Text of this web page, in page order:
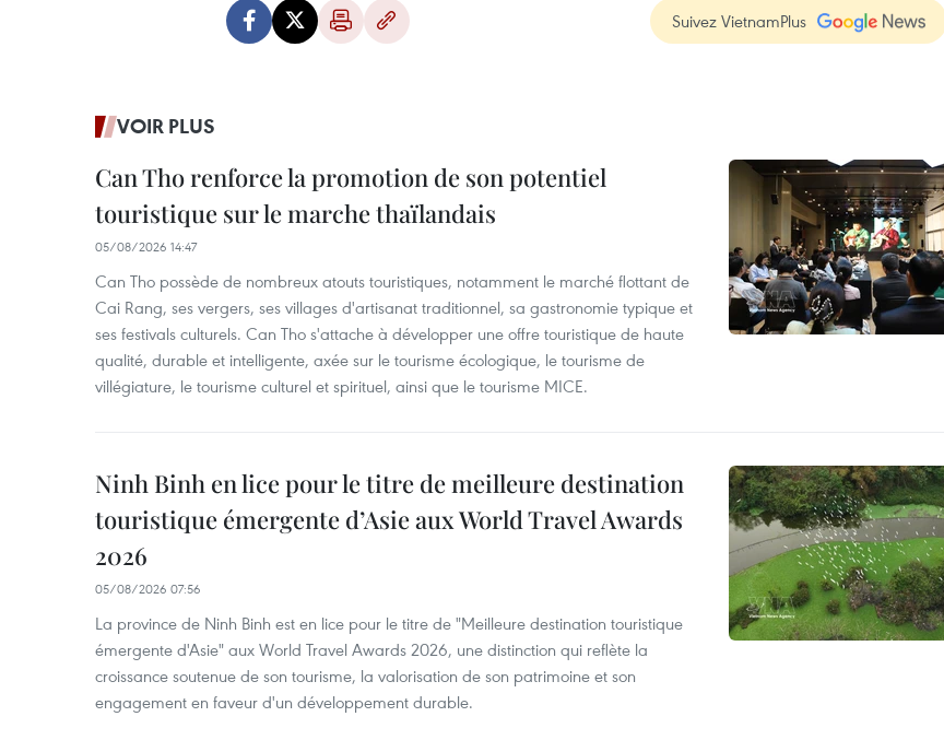
Suivez VietnamPlus
VOIR PLUS
Can Tho renforce la promotion de son potentiel
touristique sur le marche thaïlandais
05/08/2026 14:47
Can Tho possède de nombreux atouts touristiques, notamment le marché flottant de
Cai Rang, ses vergers, ses villages d'artisanat traditionnel, sa gastronomie typique et
ses festivals culturels. Can Tho s'attache à développer une offre touristique de haute
qualité, durable et intelligente, axée sur le tourisme écologique, le tourisme de
villégiature, le tourisme culturel et spirituel, ainsi que le tourisme MICE.
Ninh Binh en lice pour le titre de meilleure destination
touristique émergente d’Asie aux World Travel Awards
2026
05/08/2026 07:56
La province de Ninh Binh est en lice pour le titre de "Meilleure destination touristique
émergente d'Asie" aux World Travel Awards 2026, une distinction qui reflète la
croissance soutenue de son tourisme, la valorisation de son patrimoine et son
engagement en faveur d'un développement durable.